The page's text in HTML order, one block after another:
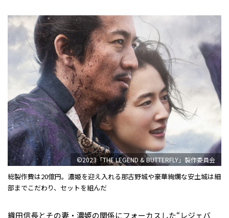
©2023「THE LEGEND & BUTTERFLY」製作委員会
総製作費は20億円。濃姫を迎え入れる那古野城や豪華絢爛な安土城は細
部までこだわり、セットを組んだ
織田信長とその妻・濃姫の関係にフォーカスした“レジェバ